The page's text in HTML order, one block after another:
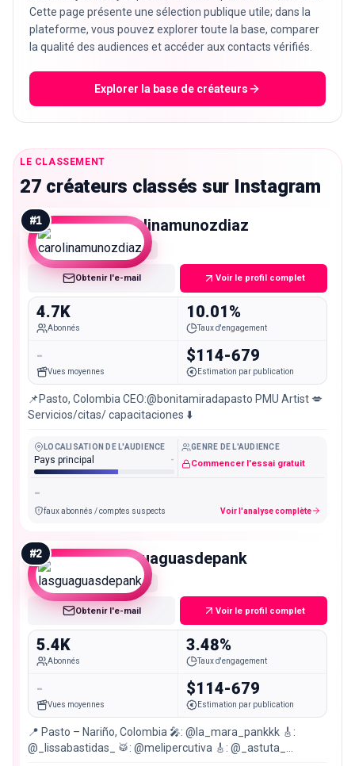
Cette page présente une sélection publique utile; dans la
plateforme, vous pouvez explorer toute la base, comparer
la qualité des audiences et accéder aux contacts vérifiés.
Explorer la base de créateurs
LE CLASSEMENT
27 créateurs classés sur Instagram
#1 carolinamunozdiaz
Nano
Obtenir l'e-mail Voir le profil complet
4.7K
Abonnés
10.01%
Taux d'engagement
-
Vues moyennes
$114-679
Estimation par publication
📌Pasto, Colombia CEO:@bonitamiradapasto PMU Artist 💋
Servicios/citas/ capacitaciones ⬇️
LOCALISATION DE L'AUDIENCE
Pays principal -
GENRE DE L'AUDIENCE
Commencer l'essai gratuit
-
faux abonnés / comptes suspects Voir l'analyse complète
#2 lasguaguasdepank
Nano
Obtenir l'e-mail Voir le profil complet
5.4K
Abonnés
3.48%
Taux d'engagement
-
Vues moyennes
$114-679
Estimation par publication
📍 Pasto – Nariño, Colombia 🎤: @la_mara_pankkk 🎸:
@_lissabastidas_ 🥁: @melipercutiva 🎸: @_astuta_